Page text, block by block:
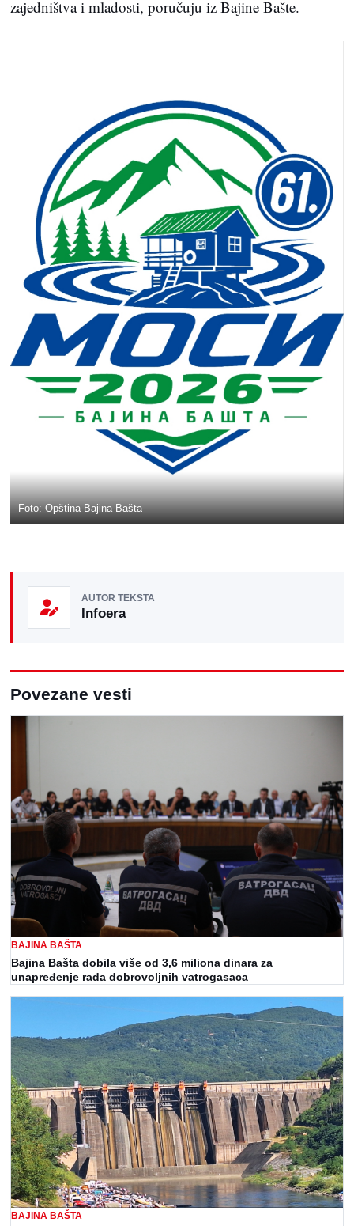
zajedništva i mladosti, poručuju iz Bajine Bašte.
Foto: Opština Bajina Bašta
AUTOR TEKSTA
Infoera
Povezane vesti
BAJINA BAŠTA
Bajina Bašta dobila više od 3,6 miliona dinara za
unapređenje rada dobrovoljnih vatrogasaca
BAJINA BAŠTA